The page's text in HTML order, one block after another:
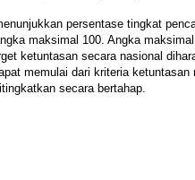
persentase tingkat
maksimal 100. Angka
ketuntasan secara nasional
memulai dari kriteria ketuntasan
secara bertahap.